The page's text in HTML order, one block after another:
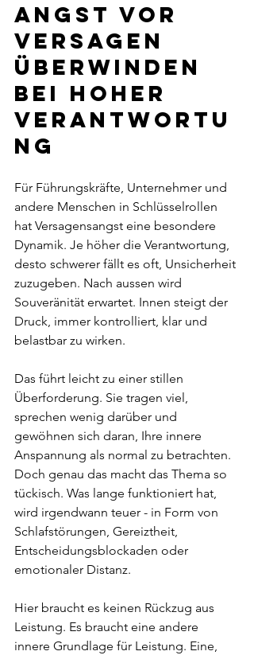
Angst vor
Versagen
überwinden
bei hoher
Verantwortu
ng
Für Führungskräfte, Unternehmer und
andere Menschen in Schlüsselrollen
hat Versagensangst eine besondere
Dynamik. Je höher die Verantwortung,
desto schwerer fällt es oft, Unsicherheit
zuzugeben. Nach aussen wird
Souveränität erwartet. Innen steigt der
Druck, immer kontrolliert, klar und
belastbar zu wirken.
Das führt leicht zu einer stillen
Überforderung. Sie tragen viel,
sprechen wenig darüber und
gewöhnen sich daran, Ihre innere
Anspannung als normal zu betrachten.
Doch genau das macht das Thema so
tückisch. Was lange funktioniert hat,
wird irgendwann teuer - in Form von
Schlafstörungen, Gereiztheit,
Entscheidungsblockaden oder
emotionaler Distanz.
Hier braucht es keinen Rückzug aus
Leistung. Es braucht eine andere
innere Grundlage für Leistung. Eine,